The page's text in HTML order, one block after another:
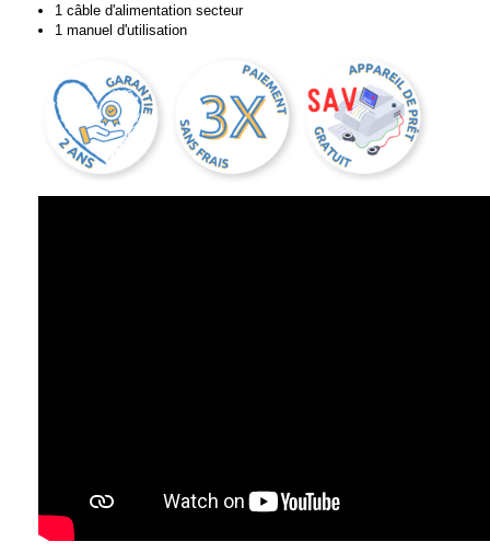
1 câble d'alimentation secteur
1 manuel d'utilisation